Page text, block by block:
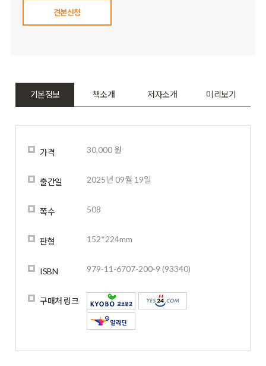
견본신청
기본정보 책소개 저자소개 미리보기
가격 30,000 원
출간일 2025년 09월 19일
쪽수 508
판형 152*224mm
ISBN 979-11-6707-200-9 (93340)
구매처 링크